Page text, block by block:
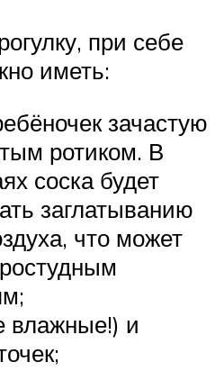
при себе
иметь:
зачастую
ротиком. В
соска будет
заглатыванию
что может
влажные!) и